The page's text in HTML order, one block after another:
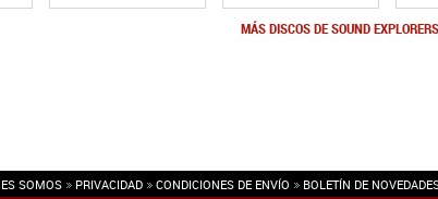
MÁS DISCOS DE SOUND
SOMOS PRIVACIDAD CONDICIONES DE ENVÍO BOLETÍN DE